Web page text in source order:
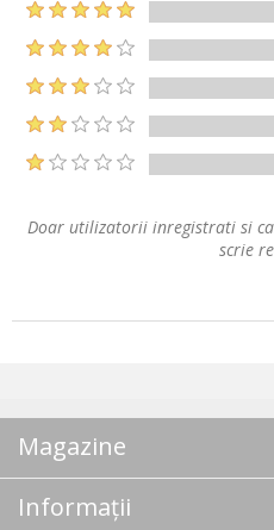
Doar utilizatorii inregistrati si
scrie
Magazine
Informații